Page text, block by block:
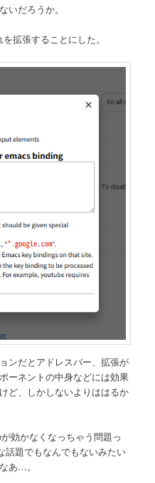
いだろうか。
拡張することにした。
ンだとアドレスバー、拡張が
ーネントの中身などには効果
ど、しかしないよりははるか
効かなくなっちゃう問題っ
話題でもなんでもないみたい
あ…。